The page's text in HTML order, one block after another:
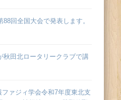
88回全国大会で発表します。
秋田北ロータリークラブで講
ファジィ学会令和7年度東北支